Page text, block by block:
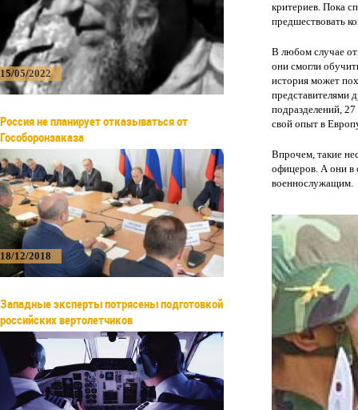
15/05/2022
Россия не планирует отказываться от
Гособоронзаказа
18/12/2018
Западные эксперты потрясены подготовкой
российских вертолетчиков
критериев. Пока
предшествовать
В любом случае
они смогли
история может
представителями
подразделений,
свой опыт в
Впрочем, такие
офицеров. А они в
военнослужащим.